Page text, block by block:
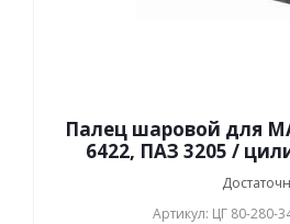
Палец шаровой для
6422, ПАЗ 3205 /
Артикул: ЦГ 80-280-